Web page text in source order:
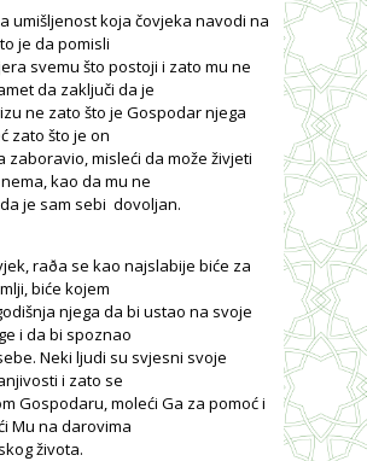
umišljenost koja čovjeka navodi na
je da pomisli
svemu što postoji i zato mu ne
da zaključi da je
ne zato što je Gospodar njega
zato što je on
zaboravio, misleći da može živjeti
kao da mu ne
je sam sebi dovoljan.
raða se kao najslabije biće za
biće kojem
njega da bi ustao na svoje
i da bi spoznao
Neki ljudi su svjesni svoje
i zato se
Gospodaru, moleći Ga za pomoć i
Mu na darovima
života.